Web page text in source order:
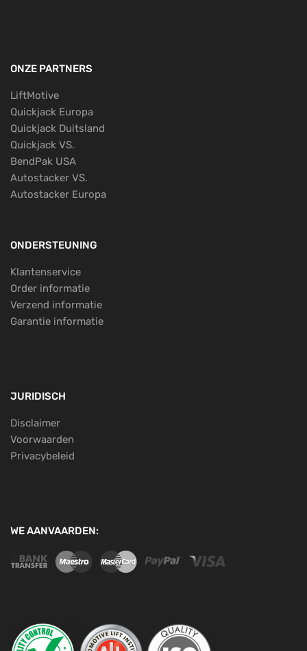
ONZE PARTNERS
LiftMotive
Quickjack Europa
Quickjack Duitsland
Quickjack VS.
BendPak USA
Autostacker VS.
Autostacker Europa
ONDERSTEUNING
Klantenservice
Order informatie
Verzend informatie
Garantie informatie
JURIDISCH
Disclaimer
Voorwaarden
Privacybeleid
WE AANVAARDEN: